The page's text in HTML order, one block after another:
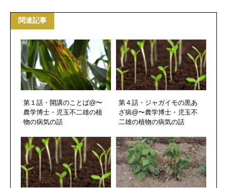
関連記事
第１話・開講のことば@〜
農学博士・児玉不二雄の植
物の病気の話
第４話・ジャガイモの黒あ
ざ病@〜農学博士・児玉不
二雄の植物の病気の話